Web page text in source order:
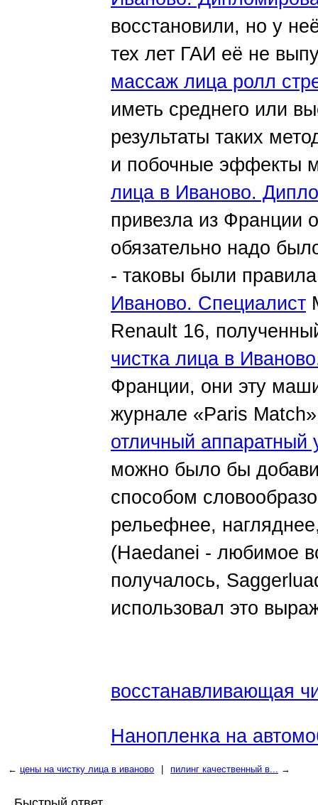
восстановили, но у
тех лет ГАИ её не
массаж лица ролл
иметь среднего или
результаты таких
и побочные эффекты
лица в Иваново.
привезла из Франции
обязательно надо
- таковы были
Иваново. Специалист
Renault 16,
чистка лица в
Франции, они эту
журнале «Paris
отличный
можно было бы
способом
рельефнее,
(Haedanei - любимое
получалось,
использовал это
восстанавливающая
Нанопленка на
← цены на чистку лица в иваново пилинг качественный в... →